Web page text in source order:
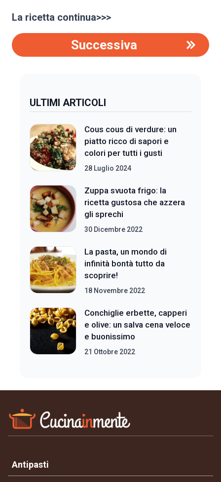
La ricetta continua>>>
Successiva
ULTIMI ARTICOLI
Cous cous di verdure: un
piatto ricco di sapori e
colori per tutti i gusti
28 Luglio 2024
Zuppa svuota frigo: la
ricetta gustosa che azzera
gli sprechi
30 Dicembre 2022
La pasta, un mondo di
infinità bontà tutto da
scoprire!
18 Novembre 2022
Conchiglie erbette, capperi
e olive: un salva cena veloce
e buonissimo
21 Ottobre 2022
Antipasti